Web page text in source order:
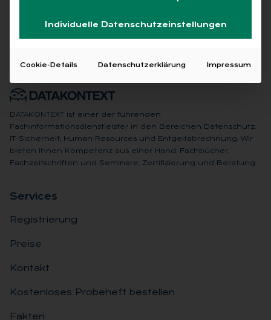
DATAKONTEXT ist einer der führenden
Fachinformationsdienstleister in den Bereichen Datenschutz,
IT-Sicherheit, Human Resources und Entgeltabrechnung. Wir
bieten Ihnen Kompetenz aus einer Hand: Fachbücher,
Fachzeitschriften und Seminare, Zertifizierung und Beratung.
Ser­vices
Registrierung
Preise
Kontakt
Kostenloses Probeheft bestellen
Fakten
Individuelle Datenschutzeinstellungen
Cookie-Details Datenschutzerklärung Impressum